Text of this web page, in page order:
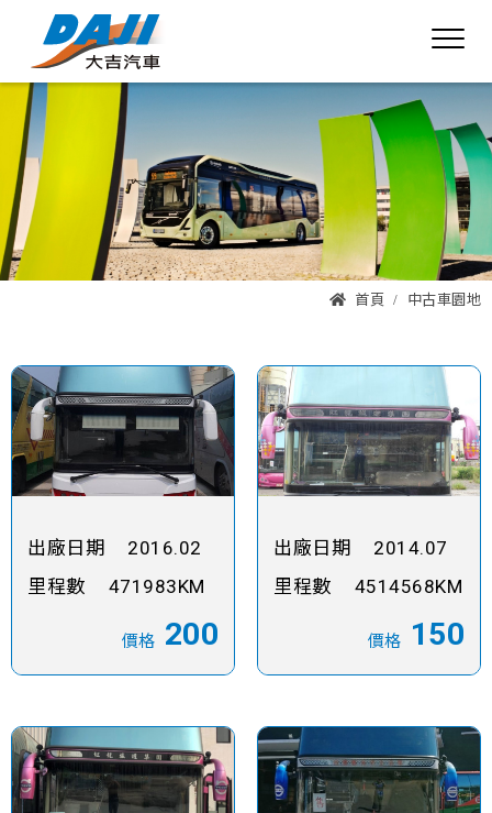
首頁 中古車園地
出廠日期
2016.02
里程數
471983KM
價格 200
出廠日期
2014.07
里程數
4514568KM
價格 150